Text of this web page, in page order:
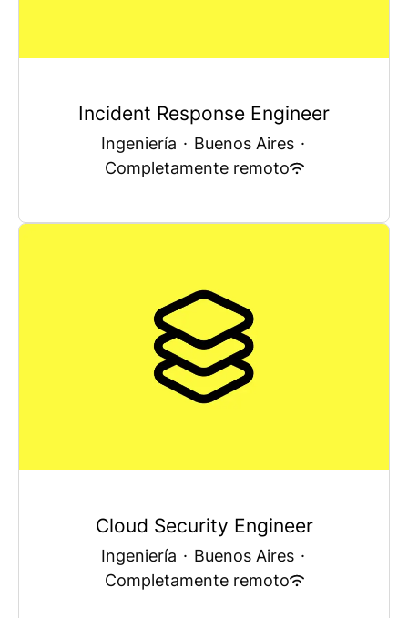
Incident Response Engineer
Ingeniería · Buenos Aires ·
Completamente remoto
Cloud Security Engineer
Ingeniería · Buenos Aires ·
Completamente remoto